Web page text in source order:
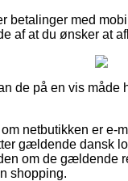
betalinger med
af at du ønsker at
de på en vis
netbutikken er
gældende dansk
om de gældende
shopping.